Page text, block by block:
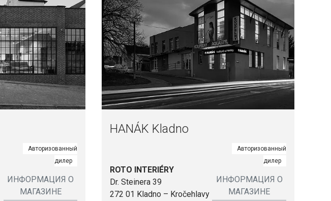
Авторизованный
дилер
ИНФОРМАЦИЯ О
МАГАЗИНЕ
HANÁK Kladno
ROTO INTERIÉRY
Dr. Steinera 39
272 01 Kladno – Kročehlavy
Авторизованный
дилер
ИНФОРМАЦИЯ О
МАГАЗИНЕ